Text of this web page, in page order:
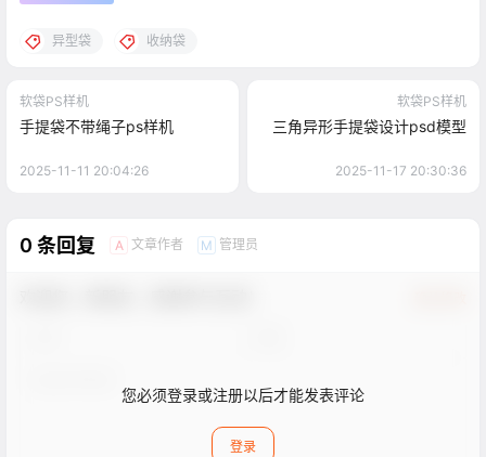
异型袋 收纳袋
软袋PS样机
手提袋不带绳子ps样机
2025-11-11 20:04:26
软袋PS样机
三角异形手提袋设计psd模型
2025-11-17 20:30:36
0 条回复 A 文章作者 M 管理员
您必须登录或注册以后才能发表评论
登录